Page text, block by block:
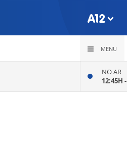
MENU
NO AR
12:45H -